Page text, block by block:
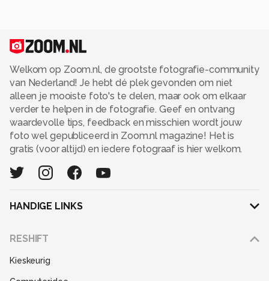
Welkom op Zoom.nl, de grootste fotografie-community
van Nederland! Je hebt dé plek gevonden om niet
alleen je mooiste foto's te delen, maar ook om elkaar
verder te helpen in de fotografie. Geef en ontvang
waardevolle tips, feedback en misschien wordt jouw
foto wel gepubliceerd in Zoom.nl magazine! Het is
gratis (voor altijd) en iedere fotograaf is hier welkom.
HANDIGE LINKS
RESHIFT
Kieskeurig